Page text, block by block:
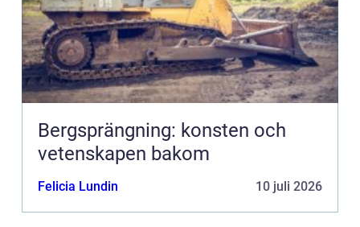
Bergsprängning: konsten och
vetenskapen bakom
Felicia Lundin 10 juli 2026